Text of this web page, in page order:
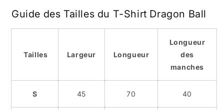
Guide des Tailles du T-Shirt Dragon Ball
Tailles Largeur Longueur
Longueur
des
manches
S 45 70 40